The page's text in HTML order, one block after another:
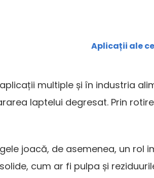
Aplicații ale
multiple și în industria
laptelui degresat. Prin
joacă, de asemenea, un rol
cum ar fi pulpa și